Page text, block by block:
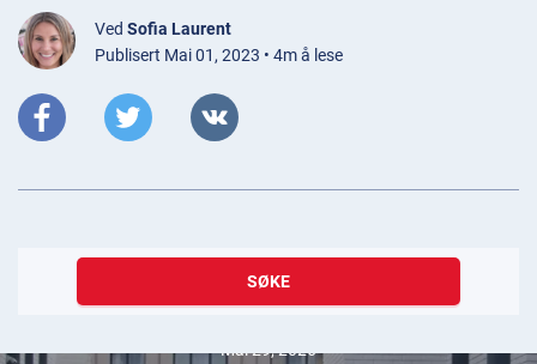
Ved Sofia Laurent
Publisert Mai 01, 2023 • 4m å lese
SØKE
Mai 29, 2026